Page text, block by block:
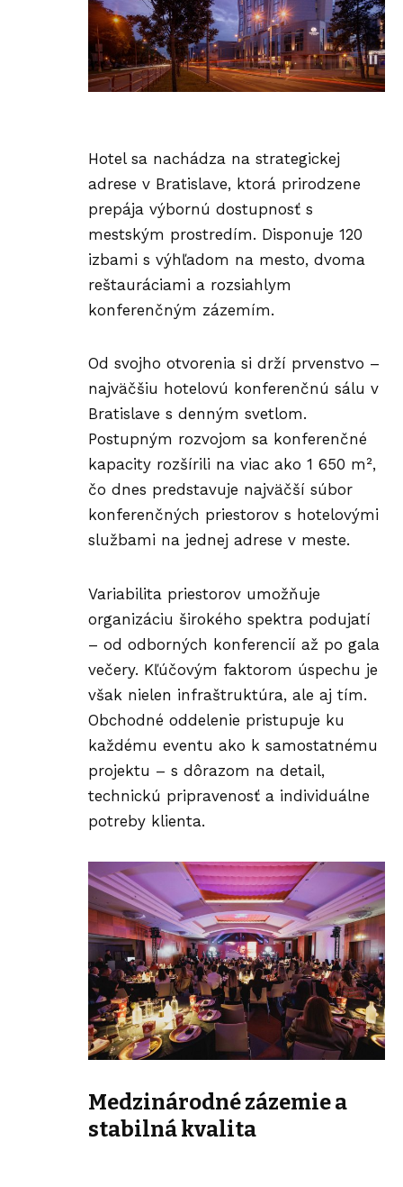
Hotel sa nachádza na strategickej
adrese v Bratislave, ktorá prirodzene
prepája výbornú dostupnosť s
mestským prostredím. Disponuje 120
izbami s výhľadom na mesto, dvoma
reštauráciami a rozsiahlym
konferenčným zázemím.
Od svojho otvorenia si drží prvenstvo –
najväčšiu hotelovú konferenčnú sálu v
Bratislave s denným svetlom.
Postupným rozvojom sa konferenčné
kapacity rozšírili na viac ako 1 650 m²,
čo dnes predstavuje najväčší súbor
konferenčných priestorov s hotelovými
službami na jednej adrese v meste.
Variabilita priestorov umožňuje
organizáciu širokého spektra podujatí
– od odborných konferencií až po gala
večery. Kľúčovým faktorom úspechu je
však nielen infraštruktúra, ale aj tím.
Obchodné oddelenie pristupuje ku
každému eventu ako k samostatnému
projektu – s dôrazom na detail,
technickú pripravenosť a individuálne
potreby klienta.
Medzinárodné zázemie a
stabilná kvalita